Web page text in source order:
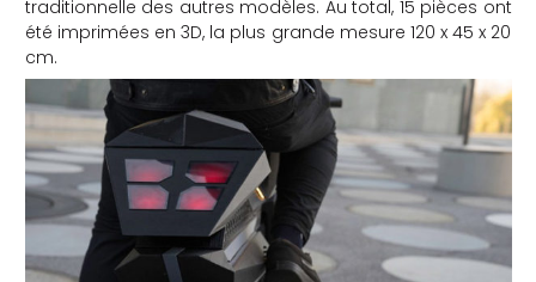
traditionnelle des autres modèles. Au total, 15 pièces ont
été imprimées en 3D, la plus grande mesure 120 x 45 x 20
cm.